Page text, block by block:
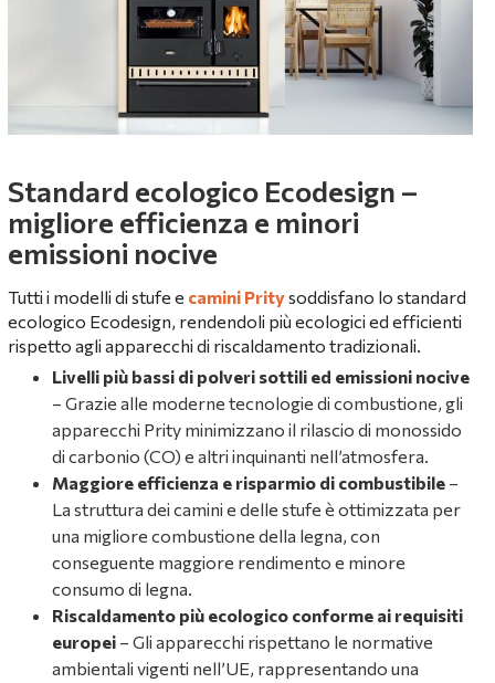
Standard ecologico Ecodesign –
migliore efficienza e minori
emissioni nocive
Tutti i modelli di stufe e camini Pritysoddisfano lo standard
ecologico Ecodesign, rendendoli più ecologici ed efficienti
rispetto agli apparecchi di riscaldamento tradizionali.
Livelli più bassi di polveri sottili ed emissioni nocive
– Grazie alle moderne tecnologie di combustione, gli
apparecchi Prity minimizzano il rilascio di monossido
di carbonio (CO) e altri inquinanti nell’atmosfera.
Maggiore efficienza e risparmio di combustibile –
La struttura dei camini e delle stufe è ottimizzata per
una migliore combustione della legna, con
conseguente maggiore rendimento e minore
consumo di legna.
Riscaldamento più ecologico conforme ai requisiti
europei – Gli apparecchi rispettano le normative
ambientali vigenti nell’UE, rappresentando una